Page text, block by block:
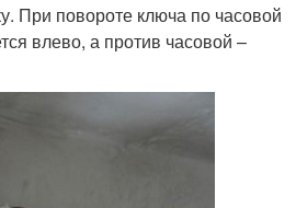
При повороте ключа по часовой
влево, а против часовой –